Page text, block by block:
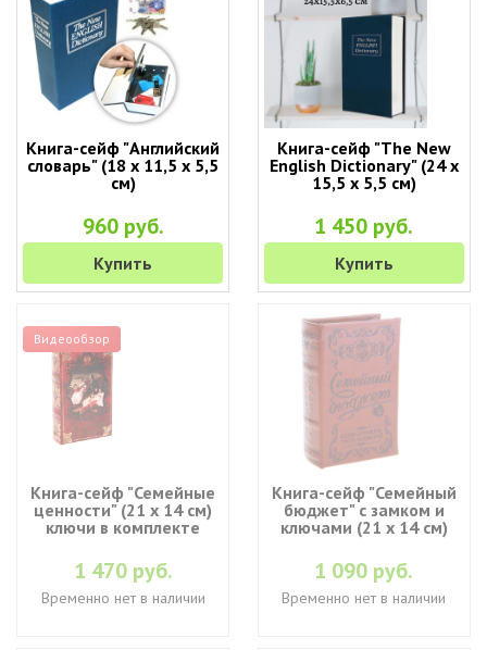
Книга-сейф "Английский
словарь" (18 х 11,5 х 5,5
см)
960 руб.
Купить
Книга-сейф "The New
English Dictionary" (24 х
15,5 х 5,5 см)
1 450 руб.
Купить
Видеообзор
Книга-сейф "Семейные
ценности" (21 х 14 см)
ключи в комплекте
1 470 руб.
Временно нет в наличии
Книга-сейф "Семейный
бюджет" с замком и
ключами (21 х 14 см)
1 090 руб.
Временно нет в наличии